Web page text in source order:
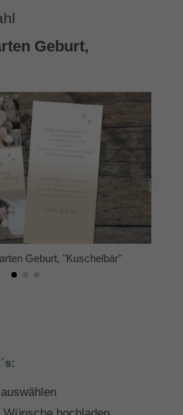
Geburt,
Geburt, "Kuschelbär"